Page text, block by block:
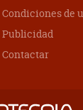
Condiciones de
Publicidad
Contactar